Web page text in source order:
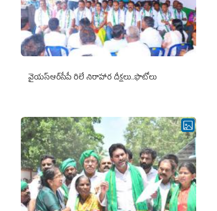
వైయ‌స్ఆర్‌సీపీ రిలే నిరాహార దీక్షలు..ఫొటోలు